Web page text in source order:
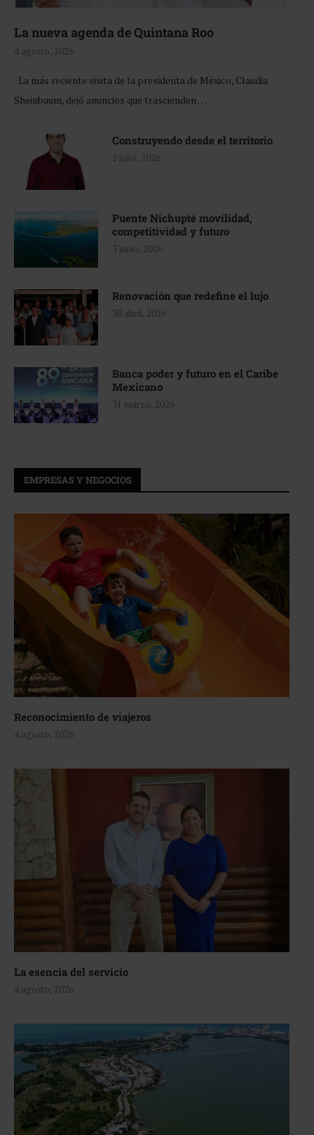
La nueva agenda de Quintana Roo
4 agosto, 2026
La más reciente visita de la presidenta de México, Claudia
Sheinbaum, dejó anuncios que trascienden …
Construyendo desde el territorio
2 julio, 2026
Puente Nichupté movilidad,
competitividad y futuro
3 junio, 2026
Renovación que redefine el lujo
30 abril, 2026
Banca poder y futuro en el Caribe
Mexicano
31 marzo, 2026
EMPRESAS Y NEGOCIOS
Reconocimiento de viajeros
4 agosto, 2026
La esencia del servicio
4 agosto, 2026